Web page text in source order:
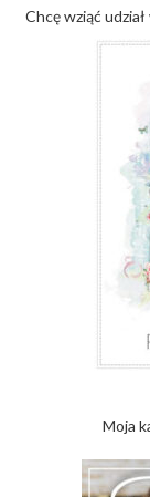
Chcę wziąć
Moja